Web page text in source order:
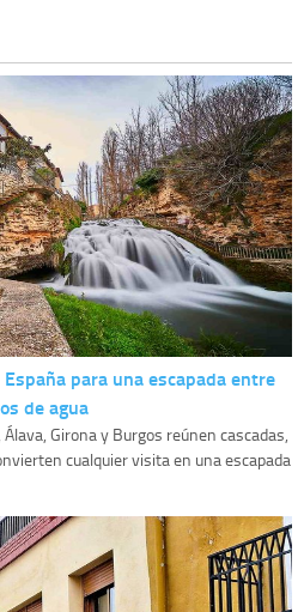
para una escapada entre
de agua
Girona y Burgos reúnen cascadas,
cualquier visita en una escapada